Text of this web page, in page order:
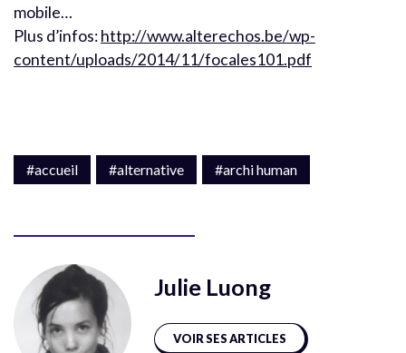
mobile…
Plus d’infos:http://www.alterechos.be/wp-
content/uploads/2014/11/focales101.pdf
#accueil #alternative #archi human
Julie Luong
VOIR SES ARTICLES